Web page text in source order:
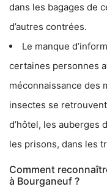
dans les bagages de
d’autres contrées.
Le manque
certaines personnes
méconnaissance des
insectes se
d’hôtel, les auberges
les prisons, dans les
Comment
à Bourganeuf ?